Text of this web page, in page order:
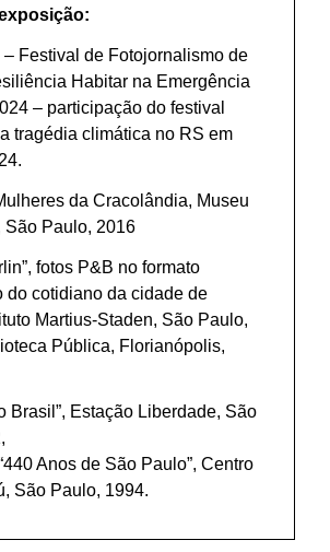
– Festival de Fotojornalismo de
Habitar na Emergência
– participação do festival
tragédia climática no RS em
da Cracolândia, Museu
São Paulo, 2016
fotos P&B no formato
do cotidiano da cidade de
Martius-Staden, São Paulo,
Pública, Florianópolis,
Brasil”, Estação Liberdade, São
Anos de São Paulo”, Centro
São Paulo, 1994.